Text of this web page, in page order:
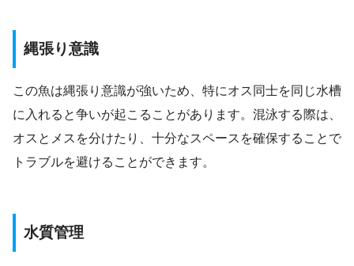
縄張り意識
この魚は縄張り意識が強いため、特にオス同士を同じ水槽
に入れると争いが起こることがあります。混泳する際は、
オスとメスを分けたり、十分なスペースを確保することで
トラブルを避けることができます。
水質管理